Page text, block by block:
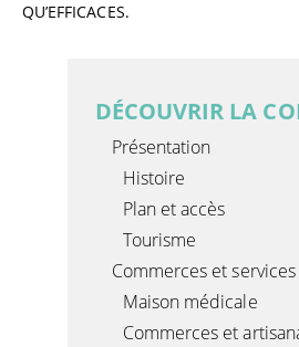
QU’EFFICACES.
DÉCOUVRIR LA
Présentation
Histoire
Plan et accès
Tourisme
Commerces et services
Maison médicale
Commerces et